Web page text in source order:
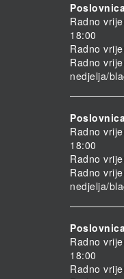
Radno
18:00
Radno
Radno
nedjelja/
Radno
18:00
Radno
Radno
nedjelja/
Radno
18:00
Radno